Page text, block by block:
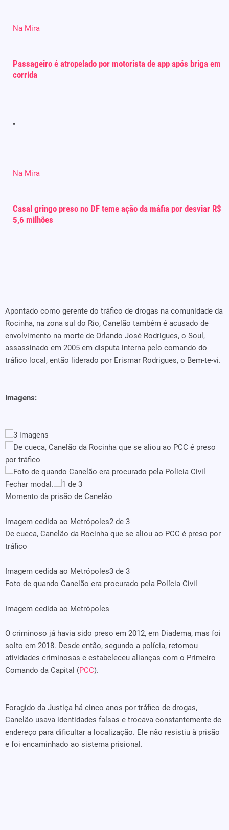
Na Mira
Passageiro é atropelado por motorista de app após briga em
corrida
Na Mira
Casal gringo preso no DF teme ação da máfia por desviar R$
5,6 milhões
Apontado como gerente do tráfico de drogas na comunidade da
Rocinha, na zona sul do Rio, Canelão também é acusado de
envolvimento na morte de Orlando José Rodrigues, o Soul,
assassinado em 2005 em disputa interna pelo comando do
tráfico local, então liderado por Erismar Rodrigues, o Bem-te-vi.
Imagens:
3 imagens
Fechar modal.
1 de 3
Momento da prisão de Canelão
Imagem cedida ao Metrópoles2 de 3
De cueca, Canelão da Rocinha que se aliou ao PCC é preso por
tráfico
Imagem cedida ao Metrópoles3 de 3
Foto de quando Canelão era procurado pela Polícia Civil
Imagem cedida ao Metrópoles
O criminoso já havia sido preso em 2012, em Diadema, mas foi
solto em 2018. Desde então, segundo a polícia, retomou
atividades criminosas e estabeleceu alianças com o Primeiro
Comando da Capital (PCC).
Foragido da Justiça há cinco anos por tráfico de drogas,
Canelão usava identidades falsas e trocava constantemente de
endereço para dificultar a localização. Ele não resistiu à prisão
e foi encaminhado ao sistema prisional.